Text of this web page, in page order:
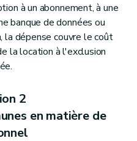
à un abonnement, à une
banque de données ou
dépense couvre le coût
la location à l'exclusion
2
en matière de